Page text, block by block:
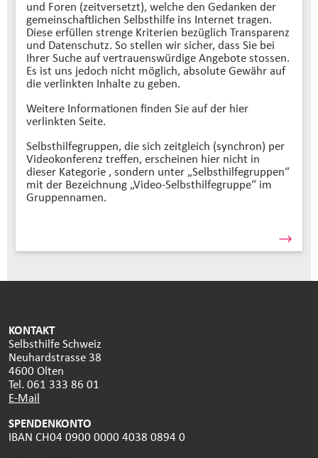
und Foren (zeitversetzt), welche den Gedanken der
gemeinschaftlichen Selbsthilfe ins Internet tragen.
Diese erfüllen strenge Kriterien bezüglich Transparenz
und Datenschutz. So stellen wir sicher, dass Sie bei
Ihrer Suche auf vertrauenswürdige Angebote stossen.
Es ist uns jedoch nicht möglich, absolute Gewähr auf
die verlinkten Inhalte zu geben.
Weitere Informationen finden Sie auf der hier
verlinkten Seite.
Selbsthilfegruppen, die sich zeitgleich (synchron) per
Videokonferenz treffen, erscheinen hier nicht in
dieser Kategorie , sondern unter „Selbsthilfegruppen“
mit der Bezeichnung „Video-Selbsthilfegruppe“ im
Gruppennamen.
KONTAKT
Selbsthilfe Schweiz
Neuhardstrasse 38
4600 Olten
Tel. 061 333 86 01
E-Mail
SPENDENKONTO
IBAN CH04 0900 0000 4038 0894 0